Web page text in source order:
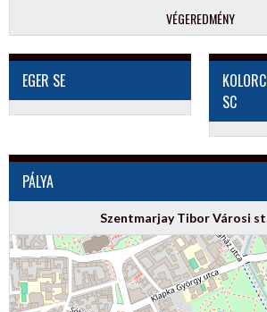
VÉGEREDMÉNY
EGER SE
SC
PÁLYA
Szentmarjay Tibor Városi